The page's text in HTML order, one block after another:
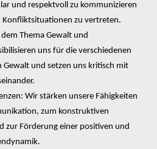
und respektvoll zu kommunizieren
Konfliktsituationen zu vertreten.
Thema Gewalt und
uns für die verschiedenen
Gewalt und setzen uns kritisch mit
Wir stärken unsere Fähigkeiten
zum konstruktiven
zur Förderung einer positiven und